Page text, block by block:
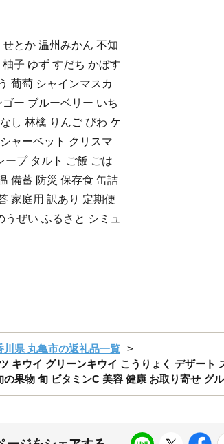
とか 温州みかん 不知
子 ゆず すだち かぼす
葡萄 シャインマスカ
ー ブルーベリー いち
し 林檎 りんご びわ ケ
ャーベット クリスマ
ープ タルト ご飯 ごは
備蓄 防災 保存食 缶詰
家庭用 訳あり 定期便
ぜい ふるさと シミュ
川県 丸亀市の返礼品一覧
キウイ グリーンキウイ こうりょく デザート
果物 旬 ビタミンC 美容 健康 お取り寄せ グ